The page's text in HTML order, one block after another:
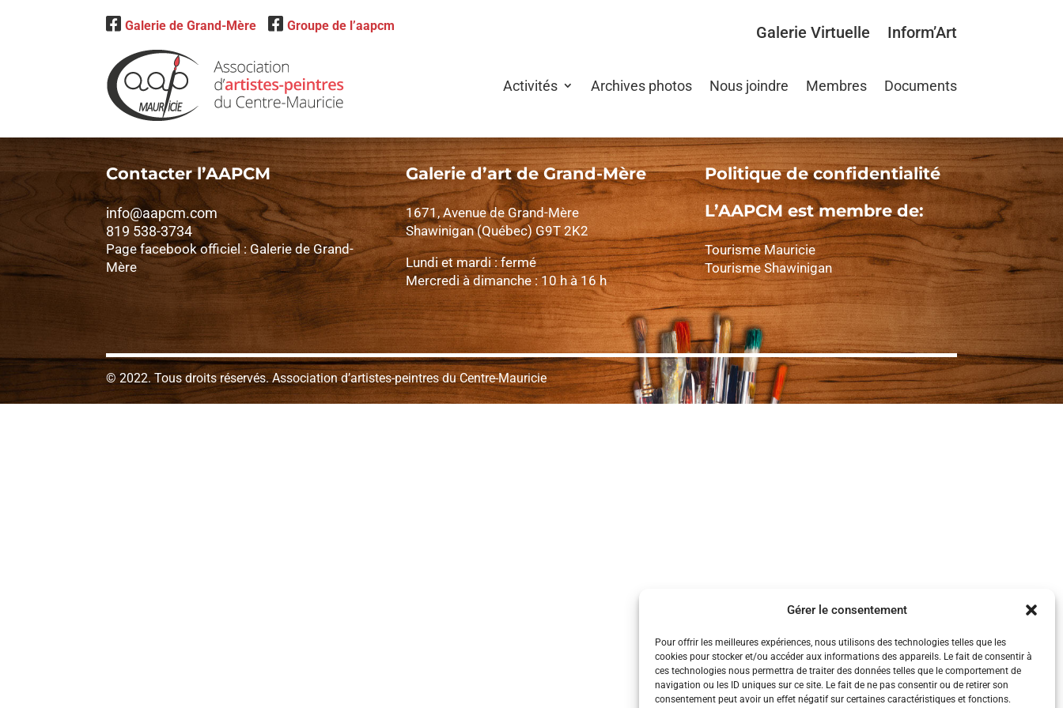
Gérer le consentement
Pour offrir les meilleures expériences, nous utilisons des technologies telles que les
cookies pour stocker et/ou accéder aux informations des appareils. Le fait de consentir à
ces technologies nous permettra de traiter des données telles que le comportement de
navigation ou les ID uniques sur ce site. Le fait de ne pas consentir ou de retirer son
consentement peut avoir un effet négatif sur certaines caractéristiques et fonctions.
Galerie de Grand-Mère Groupe de l’aapcm Galerie Virtuelle Inform’Art
Activités Archives photos Nous joindre Membres Documents
Contacter l’AAPCM
info@aapcm.com
819 538-3734
Page facebook officiel : Galerie de Grand-
Mère
Galerie d’art de Grand-Mère
1671, Avenue de Grand-Mère
Shawinigan (Québec) G9T 2K2
Lundi et mardi : fermé
Mercredi à dimanche : 10 h à 16 h
Politique de confidentialité
L’AAPCM est membre de:
Tourisme Mauricie
Tourisme Shawinigan
© 2022. Tous droits réservés. Association d’artistes-peintres du Centre-Mauricie